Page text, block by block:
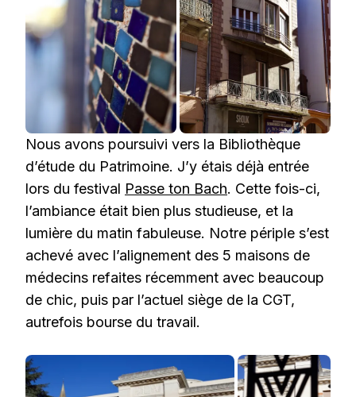
Nous avons poursuivi vers la Bibliothèque
d’étude du Patrimoine. J’y étais déjà entrée
lors du festival Passe ton Bach. Cette fois-ci,
l’ambiance était bien plus studieuse, et la
lumière du matin fabuleuse. Notre périple s’est
achevé avec l’alignement des 5 maisons de
médecins refaites récemment avec beaucoup
de chic, puis par l’actuel siège de la CGT,
autrefois bourse du travail.